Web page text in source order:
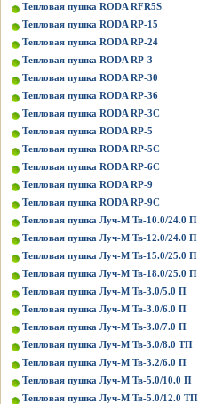
Тепловая пушка RODA RFR5S
Тепловая пушка RODA RP-15
Тепловая пушка RODA RP-24
Тепловая пушка RODA RP-3
Тепловая пушка RODA RP-30
Тепловая пушка RODA RP-36
Тепловая пушка RODA RP-3C
Тепловая пушка RODA RP-5
Тепловая пушка RODA RP-5C
Тепловая пушка RODA RP-6C
Тепловая пушка RODA RP-9
Тепловая пушка RODA RP-9C
Тепловая пушка Луч-М Тв-10.0/24.0 П
Тепловая пушка Луч-М Тв-12.0/24.0 П
Тепловая пушка Луч-М Тв-15.0/25.0 П
Тепловая пушка Луч-М Тв-18.0/25.0 П
Тепловая пушка Луч-М Тв-3.0/5.0 П
Тепловая пушка Луч-М Тв-3.0/6.0 П
Тепловая пушка Луч-М Тв-3.0/7.0 П
Тепловая пушка Луч-М Тв-3.0/8.0 ТП
Тепловая пушка Луч-М Тв-3.2/6.0 П
Тепловая пушка Луч-М Тв-5.0/10.0 П
Тепловая пушка Луч-М Тв-5.0/12.0 ТП